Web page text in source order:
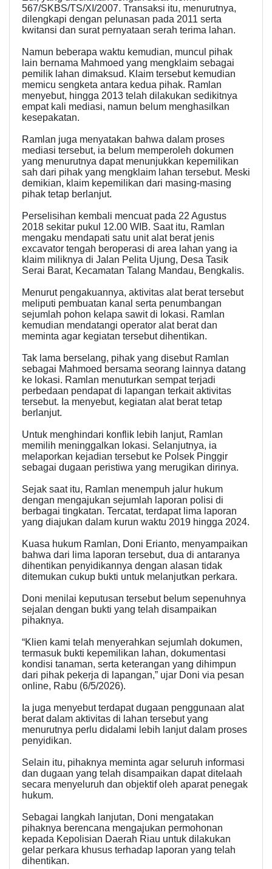
567/SKBS/TS/XI/2007. Transaksi itu, menurutnya,
dilengkapi dengan pelunasan pada 2011 serta
kwitansi dan surat pernyataan serah terima lahan.
Namun beberapa waktu kemudian, muncul pihak
lain bernama Mahmoed yang mengklaim sebagai
pemilik lahan dimaksud. Klaim tersebut kemudian
memicu sengketa antara kedua pihak. Ramlan
menyebut, hingga 2013 telah dilakukan sedikitnya
empat kali mediasi, namun belum menghasilkan
kesepakatan.
Ramlan juga menyatakan bahwa dalam proses
mediasi tersebut, ia belum memperoleh dokumen
yang menurutnya dapat menunjukkan kepemilikan
sah dari pihak yang mengklaim lahan tersebut. Meski
demikian, klaim kepemilikan dari masing-masing
pihak tetap berlanjut.
Perselisihan kembali mencuat pada 22 Agustus
2018 sekitar pukul 12.00 WIB. Saat itu, Ramlan
mengaku mendapati satu unit alat berat jenis
excavator tengah beroperasi di area lahan yang ia
klaim miliknya di Jalan Pelita Ujung, Desa Tasik
Serai Barat, Kecamatan Talang Mandau, Bengkalis.
Menurut pengakuannya, aktivitas alat berat tersebut
meliputi pembuatan kanal serta penumbangan
sejumlah pohon kelapa sawit di lokasi. Ramlan
kemudian mendatangi operator alat berat dan
meminta agar kegiatan tersebut dihentikan.
Tak lama berselang, pihak yang disebut Ramlan
sebagai Mahmoed bersama seorang lainnya datang
ke lokasi. Ramlan menuturkan sempat terjadi
perbedaan pendapat di lapangan terkait aktivitas
tersebut. Ia menyebut, kegiatan alat berat tetap
berlanjut.
Untuk menghindari konflik lebih lanjut, Ramlan
memilih meninggalkan lokasi. Selanjutnya, ia
melaporkan kejadian tersebut ke Polsek Pinggir
sebagai dugaan peristiwa yang merugikan dirinya.
Sejak saat itu, Ramlan menempuh jalur hukum
dengan mengajukan sejumlah laporan polisi di
berbagai tingkatan. Tercatat, terdapat lima laporan
yang diajukan dalam kurun waktu 2019 hingga 2024.
Kuasa hukum Ramlan, Doni Erianto, menyampaikan
bahwa dari lima laporan tersebut, dua di antaranya
dihentikan penyidikannya dengan alasan tidak
ditemukan cukup bukti untuk melanjutkan perkara.
Doni menilai keputusan tersebut belum sepenuhnya
sejalan dengan bukti yang telah disampaikan
pihaknya.
“Klien kami telah menyerahkan sejumlah dokumen,
termasuk bukti kepemilikan lahan, dokumentasi
kondisi tanaman, serta keterangan yang dihimpun
dari pihak pekerja di lapangan,” ujar Doni via pesan
online, Rabu (6/5/2026).
Ia juga menyebut terdapat dugaan penggunaan alat
berat dalam aktivitas di lahan tersebut yang
menurutnya perlu didalami lebih lanjut dalam proses
penyidikan.
Selain itu, pihaknya meminta agar seluruh informasi
dan dugaan yang telah disampaikan dapat ditelaah
secara menyeluruh dan objektif oleh aparat penegak
hukum.
Sebagai langkah lanjutan, Doni mengatakan
pihaknya berencana mengajukan permohonan
kepada Kepolisian Daerah Riau untuk dilakukan
gelar perkara khusus terhadap laporan yang telah
dihentikan.